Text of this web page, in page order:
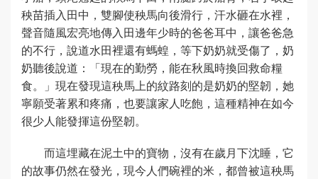
秧苗插入田中，雙腳使秧馬向後滑行，汗水砸在水裡，
聲音隨風宏亮地傳入田邊年少時的爸爸耳中，讓爸爸急
的不行，說道水田裡還有螞蝗，等下奶奶就受傷了，奶
奶聽後說道：「現在的勤勞，能在秋風時換回救命糧
食。」現在發現這秧馬上的紋路刻的是奶奶的堅韌，她
寧願受著累和疼痛，也要讓家人吃飽，這種精神在如今
很少人能發揮這份堅韌。
而這埋藏在泥土中的寶物，沒有在歲月下沈睡，它
的故事仍然在發光，現今人們碗裡的米，都曾被這秧馬